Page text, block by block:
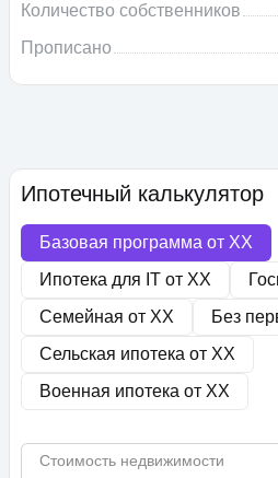
Количество собственников
Прописано
Ипотечный калькулятор
Базовая программа от XX
Ипотека для IT от XX
Семейная от XX Без
Сельская ипотека от XX
Военная ипотека от XX
Стоимость недвижимости